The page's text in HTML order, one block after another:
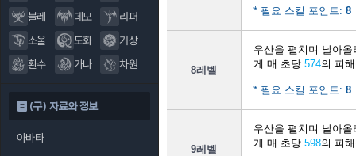
블레
데모
리퍼
소울
도화
기상
환수
가나 차원
(구) 자료와 정보
아바타
* 필요 스킬 포인트: 8
8레벨
우산을 펼치며 날아
게 매 초당 574의 피
* 필요 스킬 포인트: 8
9레벨
우산을 펼치며 날아
게 매 초당 598의 피